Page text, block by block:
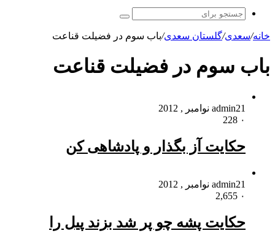
جستجو
خانه/سعدی/گلستان سعدی/باب سوم در فضيلت قناعت
باب سوم در فضيلت قناعت
admin21 نوامبر , 2012
۰
حکایت آز بگذار و پادشاهى کن
admin21 نوامبر , 2012
۰
حکایت پشه چو پر شد بزند پیل را